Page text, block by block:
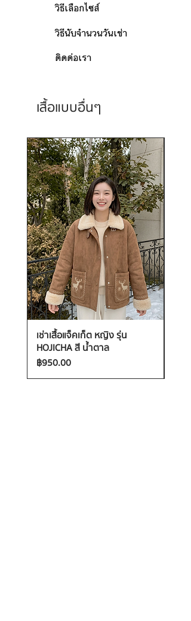
วิธีเลือกไซส์
วิธีนับจำนวนวันเช่า
ติดต่อเรา
เสื้อแบบอื่นๆ
เช่าเสื้อแจ็คเก็ต หญิง รุ่น
HOJICHA สี น้ำตาล
ราคา
฿950.00